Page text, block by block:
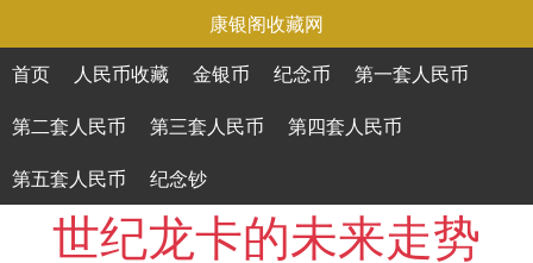
康银阁收藏网
首页 人民币收藏 金银币 纪念币 第一套人民币
第二套人民币 第三套人民币 第四套人民币
第五套人民币 纪念钞
世纪龙卡的未来走势